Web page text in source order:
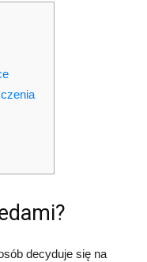
decyduje się na